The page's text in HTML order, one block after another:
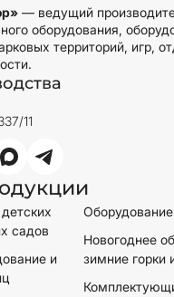
— ведущий
оборудования,
территорий, игр,
11
садов
и
Новогоднее
зимние горки